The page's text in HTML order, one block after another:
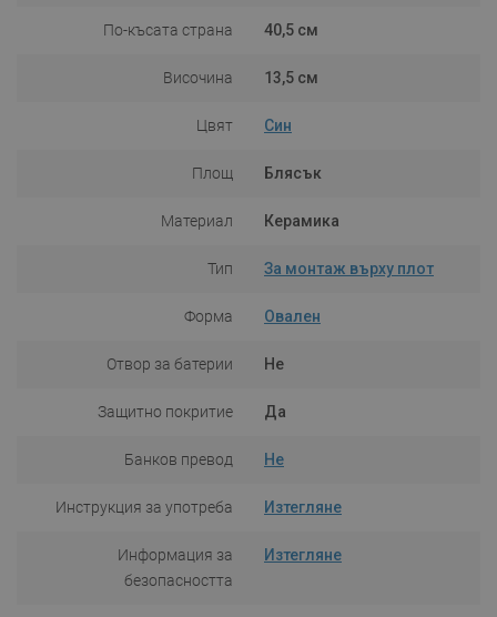
По-късата страна 40,5 см
Височина 13,5 см
Цвят Син
Площ Блясък
Материал Керамика
Тип За монтаж върху плот
Форма Овален
Отвор за батерии Не
Защитно покритие Да
Банков превод Не
Инструкция за употреба Изтегляне
Информация за
безопасността
Изтегляне